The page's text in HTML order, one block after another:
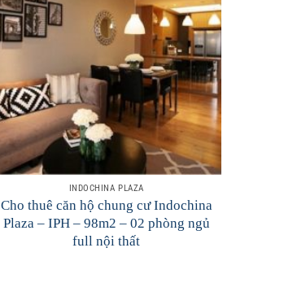
INDOCHINA PLAZA
Cho thuê căn hộ chung cư Indochina
Plaza – IPH – 98m2 – 02 phòng ngủ
full nội thất